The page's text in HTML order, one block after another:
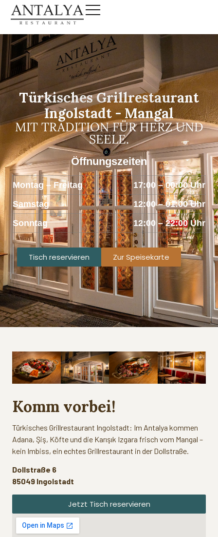
Türkisches Grillrestaurant
Ingolstadt - Mangal
MIT TRADITION FÜR HERZ UND
SEELE.
Öffnungszeiten
Montag – Freitag
17:00 – 00:00 Uhr
Samstag
12:00 – 01:00 Uhr
Sonntag
12:00 – 22:00 Uhr
Tisch reservieren Zur Speisekarte
Komm vorbei!
Türkisches Grillrestaurant Ingolstadt: Im Antalya kommen
Adana, Şiş, Köfte und die Karışık Izgara frisch vom Mangal –
kein Imbiss, ein echtes Grillrestaurant in der Dollstraße.
Dollstraße 6
85049 Ingolstadt
Jetzt Tisch reservieren